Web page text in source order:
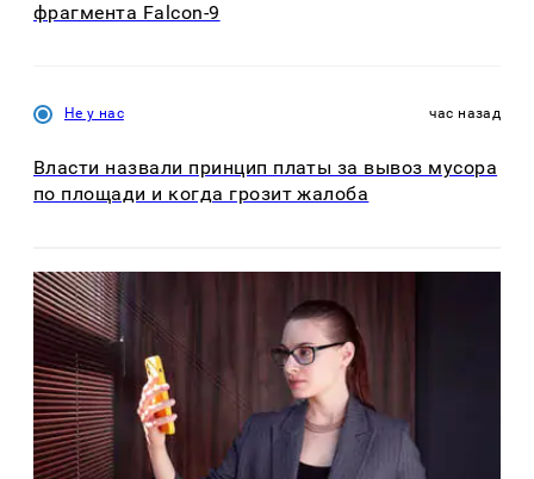
фрагмента Falcon-9
Не у нас час назад
Власти назвали принцип платы за вывоз мусора
по площади и когда грозит жалоба